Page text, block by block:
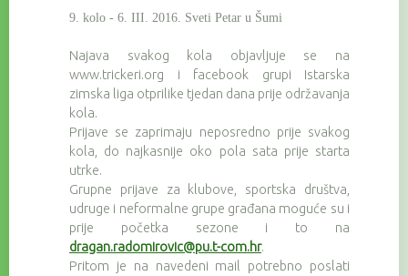
9. kolo - 6. III. 2016. Sveti Petar u Šumi
Najava svakog kola objavljuje se na
www.trickeri.org i facebook grupi Istarska
zimska liga otprilike tjedan dana prije održavanja
kola.
Prijave se zaprimaju neposredno prije svakog
kola, do najkasnije oko pola sata prije starta
utrke.
Grupne prijave za klubove, sportska društva,
udruge i neformalne grupe građana moguće su i
prije početka sezone i to na
dragan.radomirovic@pu.t-com.hr.
Pritom je na navedeni mail potrebno poslati